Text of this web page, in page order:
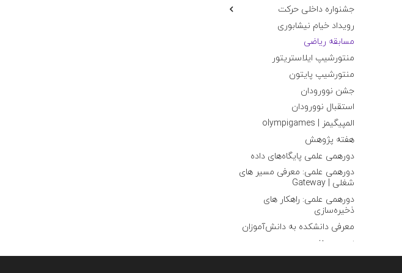
جشنواره داخلی حرکت
غرفه انجمن
غرفه بازی
رویداد خیام نیشابوری
مسابقه ریاضی
منتورشیپ ایلاستریتور
منتورشیپ پایتون
جشن نوورودان
استقبال نوورودان
المپیگیمز | olympigames
هفته پژوهش
دورهمی علمی پایگاه‌های داده
دورهمی علمی: معرفی مسیر های
شغلی | Gateway
دورهمی علمی: راهکار های
ذخیره‌سازی
معرفی دانشکده به دانش‌آموزان
زن در ریاضی
اشنایی با رمزارز و مالی